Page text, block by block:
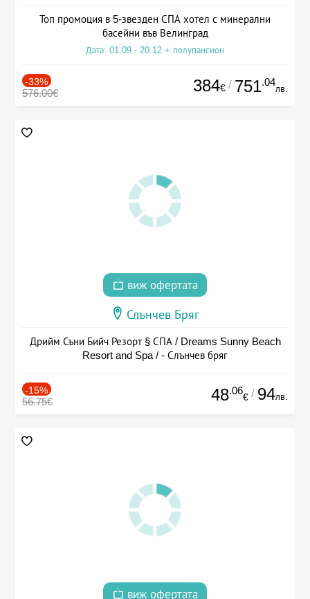
Топ промоция в 5-звезден СПА хотел с минерални
басейни във Велинград
Дата: 01.09 - 20.12 + полупансион
-33%
576.00€ 384€ / 751.04
лв.
виж офертата
Слънчев Бряг
Дрийм Съни Бийч Резорт § СПА / Dreams Sunny Beach
Resort and Spa / - Слънчев бряг
-15%
56.75€ 48.06
€ / 94лв.
виж офертата